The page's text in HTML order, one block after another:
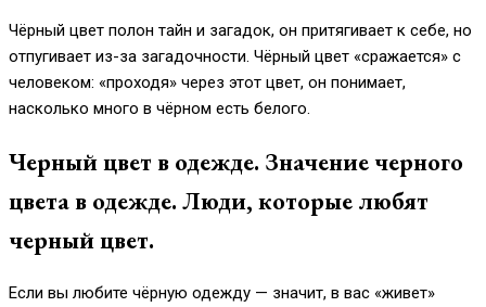
Чёрный цвет полон тайн и загадок, он притягивает к себе, но
отпугивает из-за загадочности. Чёрный цвет «сражается» с
человеком: «проходя» через этот цвет, он понимает,
насколько много в чёрном есть белого.
Черный цвет в одежде. Значение черного
цвета в одежде. Люди, которые любят
черный цвет.
Если вы любите чёрную одежду — значит, в вас «живет»